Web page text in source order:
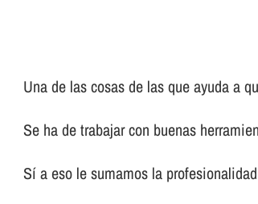
Una de las cosas de las que ayuda a
Se ha de trabajar con buenas
Sí­ a eso le sumamos la